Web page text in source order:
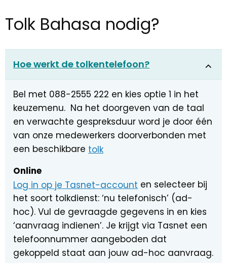
Tolk Bahasa nodig?
Hoe werkt de tolkentelefoon?
Bel met 088-2555 222 en kies optie 1 in het
keuzemenu. Na het doorgeven van de taal
en verwachte gespreksduur word je door één
van onze medewerkers doorverbonden met
een beschikbare tolk
Online
Log in op je Tasnet-account en selecteer bij
het soort tolkdienst: ‘nu telefonisch’ (ad-
hoc). Vul de gevraagde gegevens in en kies
‘aanvraag indienen’. Je krijgt via Tasnet een
telefoonnummer aangeboden dat
gekoppeld staat aan jouw ad-hoc aanvraag.